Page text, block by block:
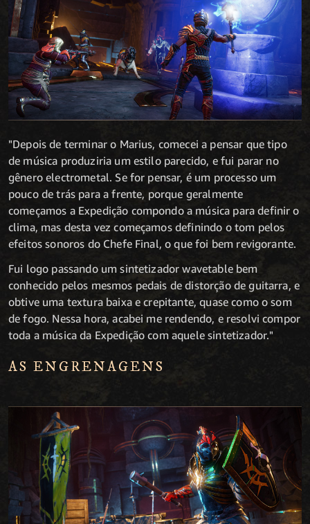
"Depois de terminar o Marius, comecei a pensar que tipo
de música produziria um estilo parecido, e fui parar no
gênero electrometal. Se for pensar, é um processo um
pouco de trás para a frente, porque geralmente
começamos a Expedição compondo a música para definir o
clima, mas desta vez começamos definindo o tom pelos
efeitos sonoros do Chefe Final, o que foi bem revigorante.
Fui logo passando um sintetizador wavetable bem
conhecido pelos mesmos pedais de distorção de guitarra, e
obtive uma textura baixa e crepitante, quase como o som
de fogo. Nessa hora, acabei me rendendo, e resolvi compor
toda a música da Expedição com aquele sintetizador."
AS ENGRENAGENS